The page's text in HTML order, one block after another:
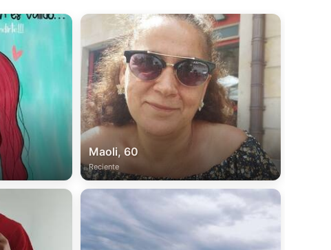
Maoli, 60
Reciente